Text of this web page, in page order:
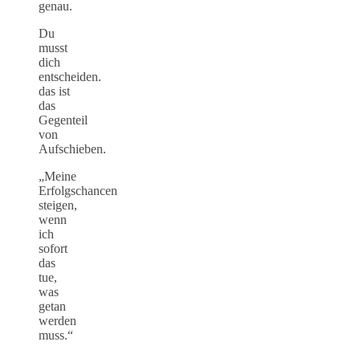
genau.
Du
musst
dich
entscheiden.
das ist
das
Gegenteil
von
Aufschieben.
„Meine
Erfolgschancen
steigen,
wenn
ich
sofort
das
tue,
was
getan
werden
muss.“